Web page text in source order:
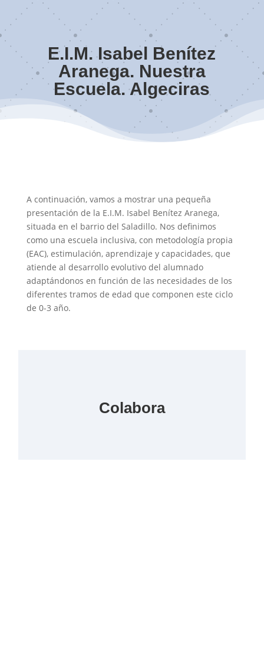
E.I.M. Isabel Benítez
Aranega. Nuestra
Escuela. Algeciras
A continuación, vamos a mostrar una pequeña
presentación de la E.I.M. Isabel Benítez Aranega,
situada en el barrio del Saladillo. Nos definimos
como una escuela inclusiva, con metodología propia
(EAC), estimulación, aprendizaje y capacidades, que
atiende al desarrollo evolutivo del alumnado
adaptándonos en función de las necesidades de los
diferentes tramos de edad que componen este ciclo
de 0-3 año.
Colabora